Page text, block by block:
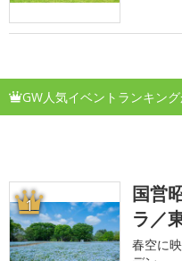
GW人気イベントランキング
1
国営
ラ／
春空に